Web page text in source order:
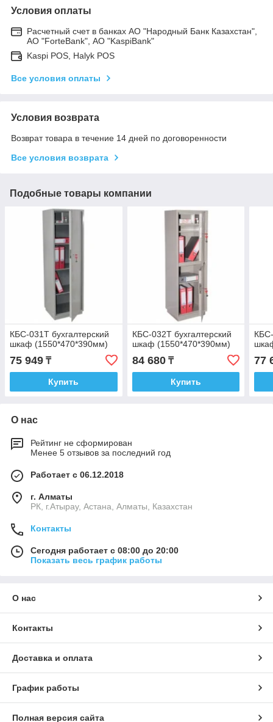
Условия оплаты
Расчетный счет в банках АО "Народный Банк Казахстан",
АО "ForteBank", АО "KaspiBank"
Kaspi POS, Halyk POS
Все условия оплаты
Условия возврата
Возврат товара в течение 14 дней по договоренности
Все условия возврата
Подобные товары компании
КБС-031Т бухгалтерский
шкаф (1550*470*390мм)
75 949 ₸
Купить
КБС-032Т бухгалтерский
шкаф (1550*470*390мм)
84 680₸
Купить
77
О нас
Рейтинг не сформирован
Менее 5 отзывов за последний год
Работает с 06.12.2018
г. Алматы
РК, г.Атырау, Астана, Алматы, Казахстан
Контакты
Сегодня работает с 08:00 до 20:00
Показать весь график работы
О нас
Контакты
Доставка и оплата
График работы
Полная версия сайта